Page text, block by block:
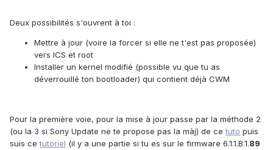
Deux possibilités s'ouvrent à toi :
Mettre à jour (voire la forcer si elle ne t'est pas proposée)
vers ICS et root
Installer un kernel modifié (possible vu que tu as
déverrouillé ton bootloader) qui contient déjà CWM
Pour la première voie, pour la mise à jour passe par la méthode 2
(ou la 3 si Sony Update ne te propose pas la màj) de cetuto puis
suis cetutoriel (il y a une partie si tu es sur le firmware 6.1.1.B.1.89